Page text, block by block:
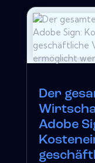
Der
Adobe